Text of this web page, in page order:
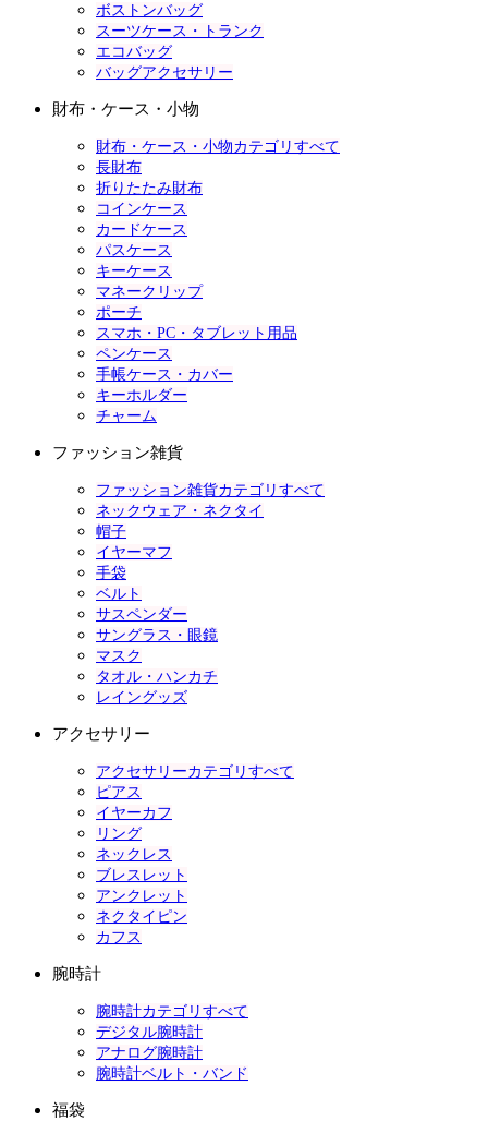
ボストンバッグ
スーツケース・トランク
エコバッグ
バッグアクセサリー
財布・ケース・小物
財布・ケース・小物カテゴリすべて
長財布
折りたたみ財布
コインケース
カードケース
パスケース
キーケース
マネークリップ
ポーチ
スマホ・PC・タブレット用品
ペンケース
手帳ケース・カバー
キーホルダー
チャーム
ファッション雑貨
ファッション雑貨カテゴリすべて
ネックウェア・ネクタイ
帽子
イヤーマフ
手袋
ベルト
サスペンダー
サングラス・眼鏡
マスク
タオル・ハンカチ
レイングッズ
アクセサリー
アクセサリーカテゴリすべて
ピアス
イヤーカフ
リング
ネックレス
ブレスレット
アンクレット
ネクタイピン
カフス
腕時計
腕時計カテゴリすべて
デジタル腕時計
アナログ腕時計
腕時計ベルト・バンド
福袋